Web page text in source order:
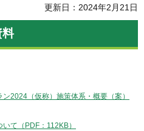
更新日：2024年2月21日
料
2024（仮称）施策体系・概要（案）
て（PDF：112KB）